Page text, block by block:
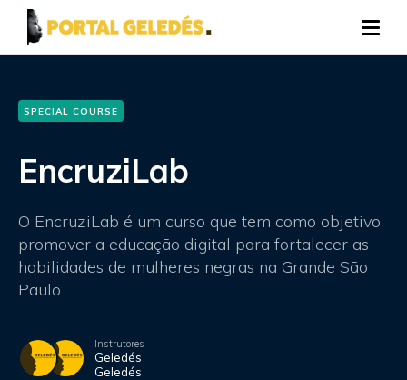
SPECIAL COURSE
EncruziLab
O EncruziLab é um curso que tem como objetivo
promover a educação digital para fortalecer as
habilidades de mulheres negras na Grande São
Paulo.
Instrutores
Geledés
Geledés